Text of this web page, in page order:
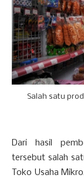
Salah satu
Dari hasil
tersebut salah
Toko Usaha